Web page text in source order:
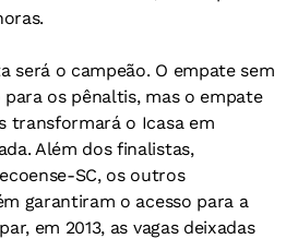
será o campeão. O empate sem
para os pênaltis, mas o empate
transformará o Icasa em
Além dos finalistas,
SC, os outros
garantiram o acesso para a
em 2013, as vagas deixadas